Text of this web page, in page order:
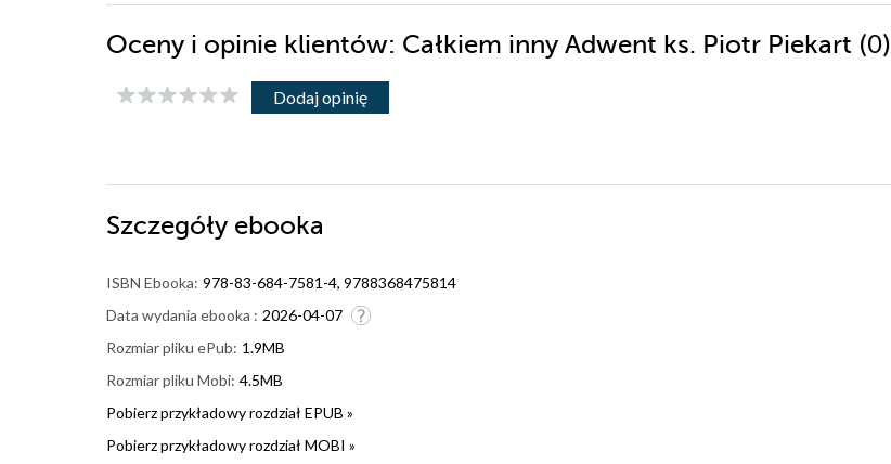
Oceny i opinie klientów: Całkiem inny Adwent ks. Piotr Piekart (0)
Dodaj opinię
Szczegóły ebooka
ISBN Ebooka: 978-83-684-7581-4, 9788368475814
Data wydania ebooka : 2026-04-07
Rozmiar pliku ePub: 1.9MB
Rozmiar pliku Mobi: 4.5MB
Pobierz przykładowy rozdział EPUB »
Pobierz przykładowy rozdział MOBI »